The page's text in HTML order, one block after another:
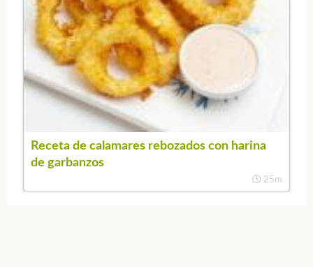
Receta de calamares rebozados con harina
de garbanzos
25m